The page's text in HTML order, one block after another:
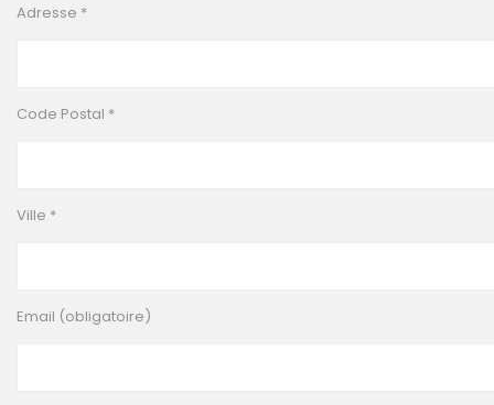
Adresse *
Code Postal *
Ville *
Email (obligatoire)